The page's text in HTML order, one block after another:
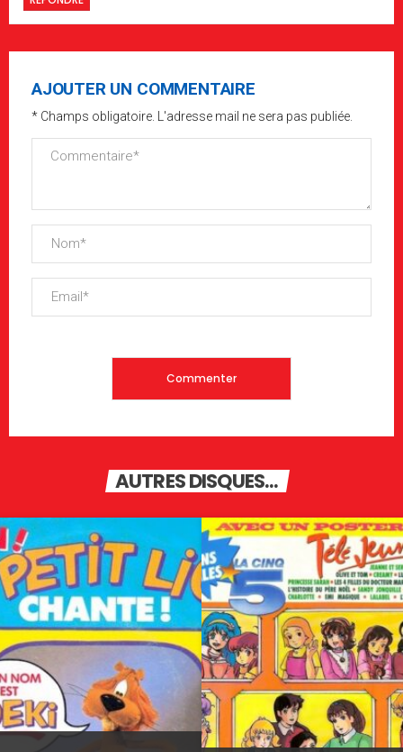
AJOUTER UN COMMENTAIRE
* Champs obligatoire. L'adresse mail ne sera pas publiée.
AUTRES DISQUES...